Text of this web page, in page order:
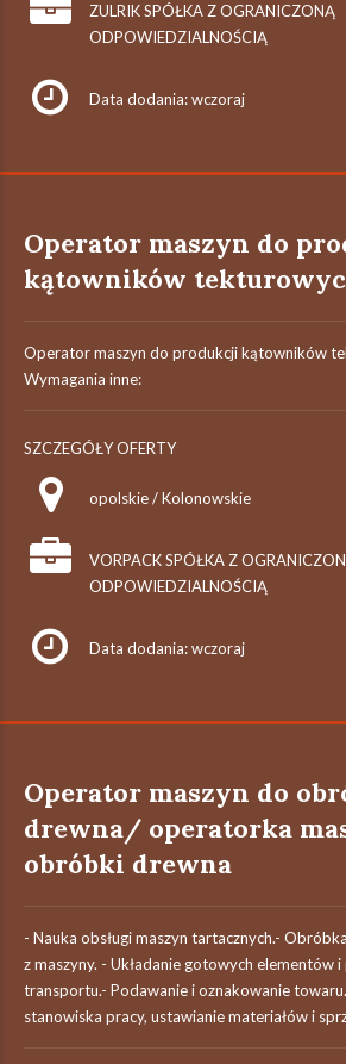
ZULRIK SPÓŁKA Z OGRANICZONĄ
ODPOWIEDZIALNOŚCIĄ
Data dodania: wczoraj
Operator maszyn do
kątowników
Operator maszyn do produkcji kątowników
Wymagania inne:
SZCZEGÓŁY OFERTY
opolskie / Kolonowskie
VORPACK SPÓŁKA Z
ODPOWIEDZIALNOŚCIĄ
Data dodania: wczoraj
Operator maszyn do
drewna/ operatorka
obróbki drewna
- Nauka obsługi maszyn tartacznych.-
z maszyny. - Układanie gotowych elementów
transportu.- Podawanie i oznakowanie
stanowiska pracy, ustawianie materiałów i